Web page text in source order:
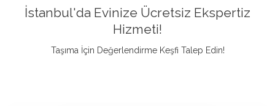
İstanbul'da Evinize Ücretsiz Ekspertiz
Hizmeti!
Taşıma İçin Değerlendirme Keşfi Talep Edin!